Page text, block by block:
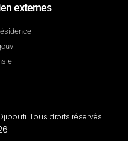
externes
Tous droits réservés.